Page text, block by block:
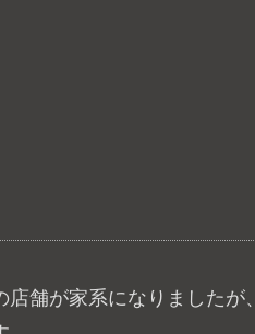
舗が家系になりましたが、